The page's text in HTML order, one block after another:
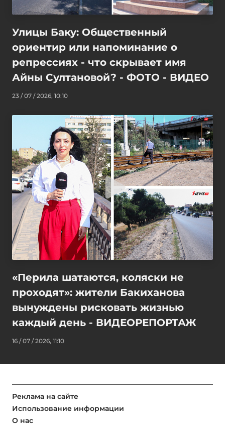
Улицы Баку: Общественный
ориентир или напоминание о
репрессиях - что скрывает имя
Айны Султановой? - ФОТО - ВИДЕО
23 / 07 / 2026, 10:10
«Перила шатаются, коляски не
проходят»: жители Бакиханова
вынуждены рисковать жизнью
каждый день - ВИДЕОРЕПОРТАЖ
16 / 07 / 2026, 11:10
Реклама на сайте
Использование информации
О нас